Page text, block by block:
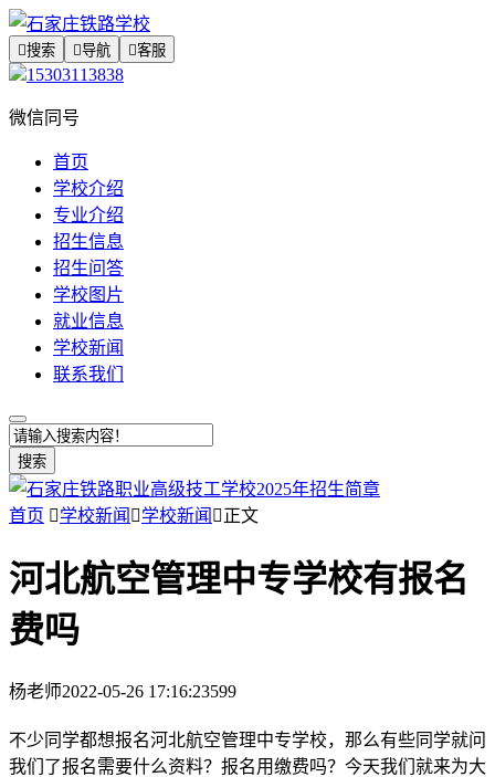
搜索 导航 客服
15303113838
微信同号
首页
学校介绍
专业介绍
招生信息
招生问答
学校图片
就业信息
学校新闻
联系我们
搜索
首页 学校新闻 学校新闻 正文
河北航空管理中专学校有报名
费吗
杨老师2022-05-26 17:16:23599
不少同学都想报名河北航空管理中专学校，那么有些同学就问
我们了报名需要什么资料？报名用缴费吗？今天我们就来为大